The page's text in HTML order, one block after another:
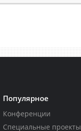
Популярное
Конференции
Специальные проекты